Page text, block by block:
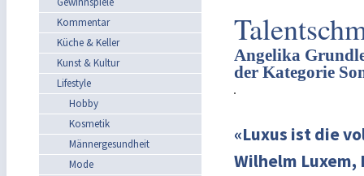
Kommentar
Küche & Keller
Kunst & Kultur
Lifestyle
Hobby
Kosmetik
Männergesundheit
Mode
Angelika
der Kategorie
«Luxus ist die
Wilhelm